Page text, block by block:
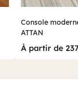
Console
ATTAN
À partir de